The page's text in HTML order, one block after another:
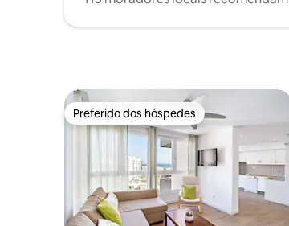
Preferido dos hóspedes
Preferido dos hóspedes